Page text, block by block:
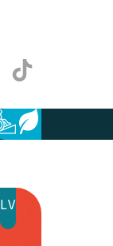
TikTok
Pieejamība
Ilgtspēja
LV